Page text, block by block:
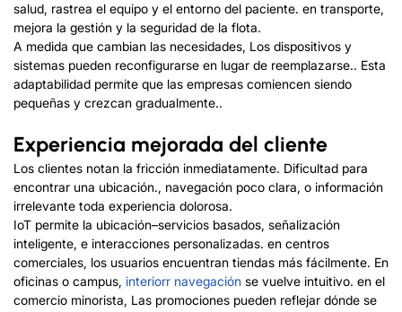
salud, rastrea el equipo y el entorno del paciente. en transporte,
mejora la gestión y la seguridad de la flota.
A medida que cambian las necesidades, Los dispositivos y
sistemas pueden reconfigurarse en lugar de reemplazarse.. Esta
adaptabilidad permite que las empresas comiencen siendo
pequeñas y crezcan gradualmente..
Experiencia mejorada del cliente
Los clientes notan la fricción inmediatamente. Dificultad para
encontrar una ubicación., navegación poco clara, o información
irrelevante toda experiencia dolorosa.
IoT permite la ubicación–servicios basados, señalización
inteligente, e interacciones personalizadas. en centros
comerciales, los usuarios encuentran tiendas más fácilmente. En
oficinas o campus, interiorr navegación se vuelve intuitivo. en el
comercio minorista, Las promociones pueden reflejar dónde se